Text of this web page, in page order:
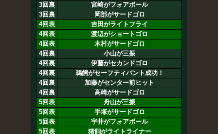
3回裏
宮崎がフォアボール
3回裏
岡部がサードゴロ
4回表
吉田がライトフライ
4回表
渡辺がショートゴロ
4回表
木村がサードゴロ
4回裏
小山が三振
4回裏
伊藤がセカンドゴロ
4回裏
鵜飼がセーフティバント成功！
4回裏
加藤がセンター前ヒット
4回裏
高崎がサードゴロ
5回表
舟山が三振
5回表
手塚がサードゴロ
5回表
宇井がフォアボール
5回表
猪飼がライトライナー